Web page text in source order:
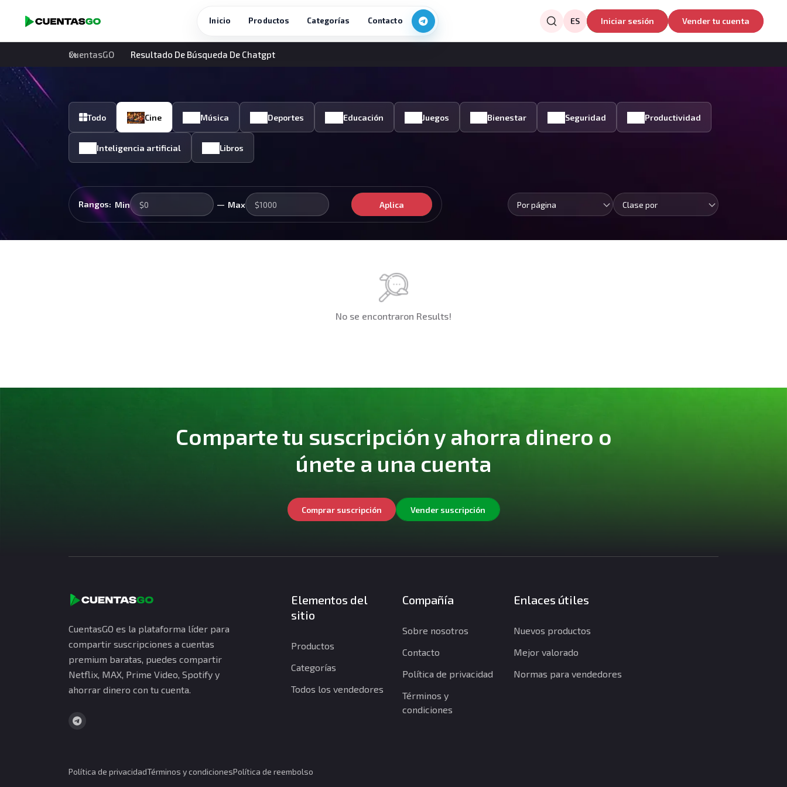
Inicio Productos Categorías Contacto ES Iniciar sesión Vender tu cuenta
CuentasGO Resultado De Búsqueda De Chatgpt
Todo Cine Música Deportes Educación Juegos Bienestar Seguridad Productividad
Inteligencia artificial Libros
Rangos: Min — Max Aplica Por página Clase por
No se encontraron Results!
Comparte tu suscripción y ahorra dinero o
únete a una cuenta
Comprar suscripción Vender suscripción
CuentasGO es la plataforma líder para
compartir suscripciones a cuentas
premium baratas, puedes compartir
Netflix, MAX, Prime Video, Spotify y
ahorrar dinero con tu cuenta.
Elementos del
sitio
Productos
Categorías
Todos los vendedores
Compañía
Sobre nosotros
Contacto
Política de privacidad
Términos y
condiciones
Enlaces útiles
Nuevos productos
Mejor valorado
Normas para vendedores
Política de privacidadTérminos y condicionesPolítica de reembolso